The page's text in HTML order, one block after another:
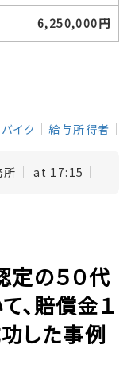
6,250,000円
バイク 給与所得者
所 at 17:15
定の５０代
、賠償金１
した事例